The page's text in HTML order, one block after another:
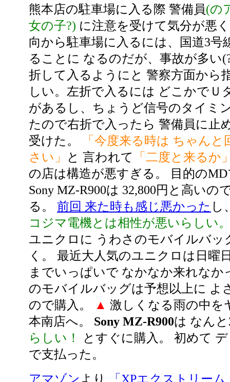
熊本店の駐車場に入る際 警備員(の
女の子?) に注意を受けて気分が悪
向から駐車場に入るには、国道3号
ることに なるのだが、事故が多い
折して入るようにと 警察方面から
しい。左折で入るには どこかでＵ
があるし、ちょうど信号のタイミ
たので右折で入ったら 警備員に止
受けた。
「今度来る時は ちゃん
さい」
と 言われて
「二度と来るか
の店は構造が悪すぎる。 目的の
Sony MZ-R900は 32,800円と高いの
る。 前回 来た時も感じ悪かった し
コジマ電機とは相性が悪いらしい
ユニクロに うわさのモバイルバッ
く。 最近大人気のユニクロは日曜
までいっぱいで なかなか来れなか
のモバイルバッグは予想以上に よ
ので購入。
▲ 激しくなる雨の中を
本南店へ。 Sony MZ-R900は なん
らしい！
とすぐに購入。 初めて
で支払った。
アマゾン より
「XPエクストリー